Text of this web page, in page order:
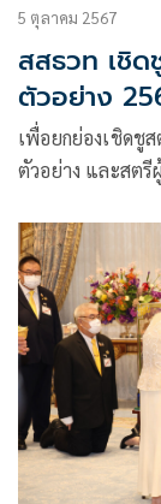
5 ตุลาคม 2567
สสธวท เชิ
ตัวอย่าง
เพื่อยกย่องเชิดชู
ตัวอย่าง และสตรีผู้นำธุ
สิ่งแวดล้อมเพื่อ
ธุรกิจและวิชาชีพ